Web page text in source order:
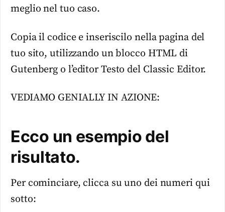
meglio nel tuo caso.
Copia il codice e inseriscilo nella pagina del
tuo sito, utilizzando un blocco HTML di
Gutenberg o l’editor Testo del Classic Editor.
VEDIAMO GENIALLY IN AZIONE:
Ecco un esempio del
risultato.
Per cominciare, clicca su uno dei numeri qui
sotto: